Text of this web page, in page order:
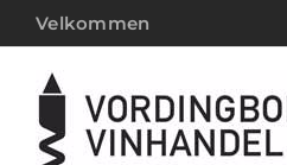
Velkommen